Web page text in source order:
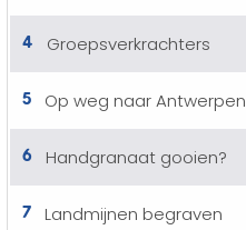
4 Groepsverkrachters
5 Op weg naar Antwerpen
6 Handgranaat gooien?
7 Landmijnen begraven